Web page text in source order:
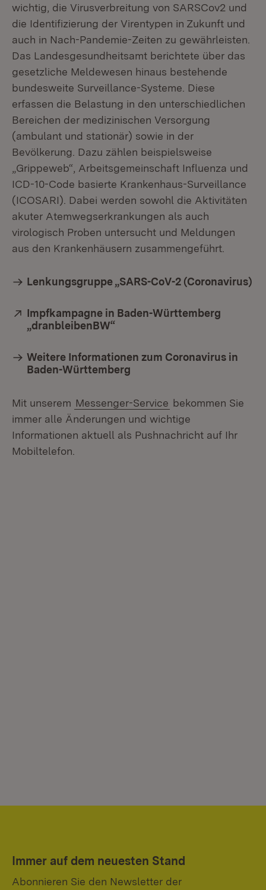
wichtig, die Virusverbreitung von SARSCov2 und
die Identifizierung der Virentypen in Zukunft und
auch in Nach-Pandemie-Zeiten zu gewährleisten.
Das Landesgesundheitsamt berichtete über das
gesetzliche Meldewesen hinaus bestehende
bundesweite Surveillance-Systeme. Diese
erfassen die Belastung in den unterschiedlichen
Bereichen der medizinischen Versorgung
(ambulant und stationär) sowie in der
Bevölkerung. Dazu zählen beispielsweise
„Grippeweb“, Arbeitsgemeinschaft Influenza und
ICD-10-Code basierte Krankenhaus-Surveillance
(ICOSARI). Dabei werden sowohl die Aktivitäten
akuter Atemwegserkrankungen als auch
virologisch Proben untersucht und Meldungen
aus den Krankenhäusern zusammengeführt.
Lenkungsgruppe „SARS-CoV-2 (Coronavirus)
Extern:
Impfkampagne in Baden-Württemberg
„dranbleibenBW“
Weitere Informationen zum Coronavirus in
Baden-Württemberg
Mit unserem Messenger-Service bekommen Sie
immer alle Änderungen und wichtige
Informationen aktuell als Pushnachricht auf Ihr
Mobiltelefon.
Immer auf dem neuesten Stand
Abonnieren Sie den Newsletter der